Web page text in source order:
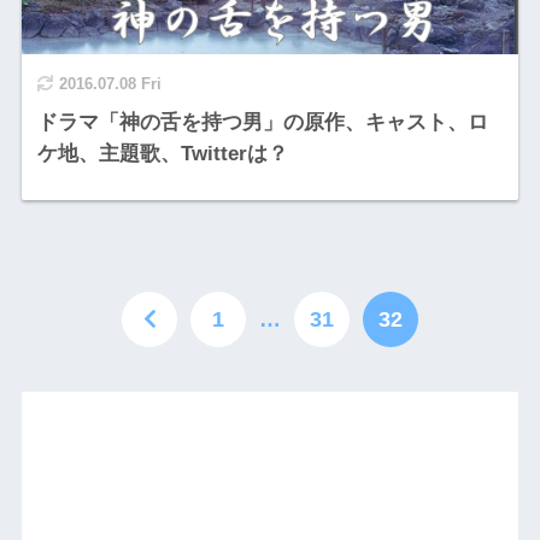
2016.07.08 Fri
ドラマ「神の舌を持つ男」の原作、キャスト、ロ
ケ地、主題歌、Twitterは？
1 … 31 32